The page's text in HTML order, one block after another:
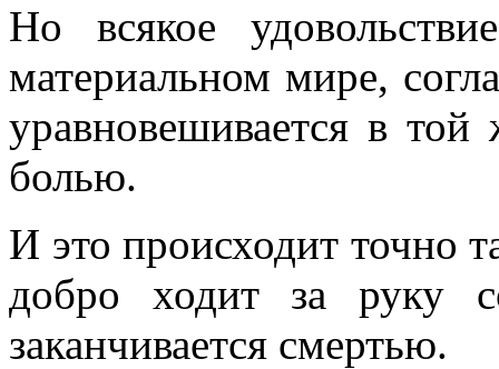
Но всякое
материальном мире,
уравновешивается в
болью.
И это происходит точно
добро ходит за руку
заканчивается смертью.